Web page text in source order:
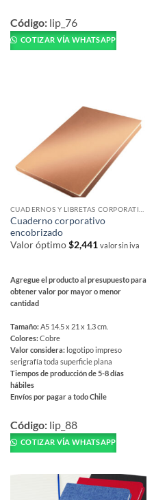
producto
tiene
múltiples
la
página
producto
Código: lip_76
COTIZAR VÍA WHATSAPP
Cuaderno corporativo
encobrizado
Valor óptimo$2,441 valor sin iva
Agregue el producto al presupuesto para
obtener valor por mayor o menor
cantidad
Tamaño:A5 14.5 x 21 x 1.3 cm.
Colores:Cobre
Valor considera: logotipo impreso
serigrafía toda superficie plana
Tiempos de producción de 5-8 días
hábiles
Envíos por pagar a todo Chile
producto
tiene
múltiples
Código: lip_88
COTIZAR VÍA WHATSAPP